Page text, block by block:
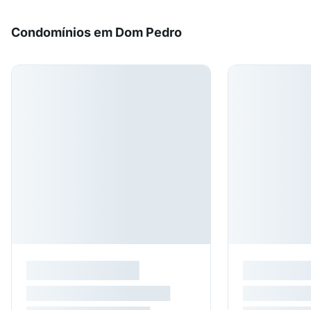
Condomínios em Dom Pedro